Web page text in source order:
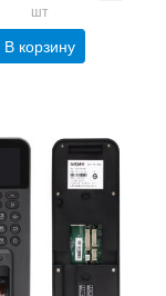
шт
В корзину